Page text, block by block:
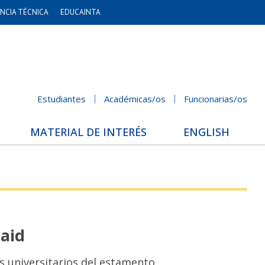
TÉCNICA EDUCAINTA
Estudiantes Académicas/os Funcionarias/os
MATERIAL DE INTERÉS ENGLISH
universitarios del estamento